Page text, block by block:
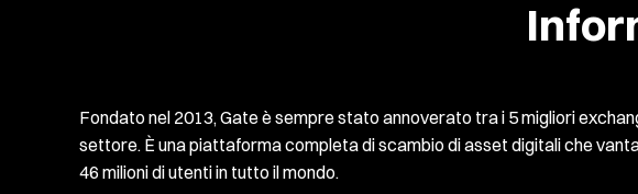
Fondato nel 2013, Gate è sempre stato annoverato tra i 5 migliori
settore. È una piattaforma completa di scambio di asset digitali che
46 milioni di utenti in tutto il mondo.